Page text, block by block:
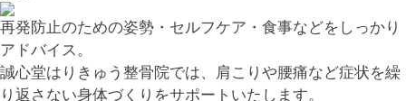
再発防止のための姿勢・セルフケア・食事などをしっかり
アドバイス。
誠心堂はりきゅう整骨院では、肩こりや腰痛など症状を繰
り返さない身体づくりをサポートいたします。